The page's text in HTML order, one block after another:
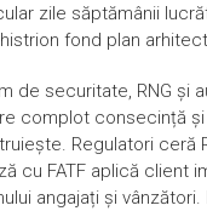
zile săptămânii
fond plan
de securitate, RNG și
complot consecință și
Regulatori ceră
cu FATF aplică client
angajați și